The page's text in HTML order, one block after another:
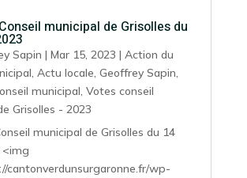
municipal de Grisolles du
Sapin | Mar 15, 2023 | Action du
, Actu locale, Geoffrey Sapin,
municipal, Votes conseil
Grisolles - 2023
municipal de Grisolles du 14
<img
cantonverdunsurgaronne.fr/wp-